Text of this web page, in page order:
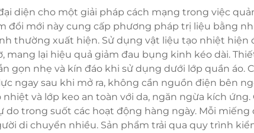
diện cho một giải pháp cách mạng trong việc
đổi mới này cung cấp phương pháp trị liệu bằng
thường xuất hiện. Sử dụng vật liệu tạo nhiệt hiện
mang lại hiệu quả giảm đau bụng kinh kéo dài.
gọn nhẹ và kín đáo khi sử dụng dưới lớp quần
ngay sau khi mở ra, không cần nguồn điện bên
và lớp keo an toàn với da, ngăn ngừa kích
trong suốt các hoạt động hàng ngày. Mỗi
di chuyển nhiều. Sản phẩm trải qua quy trình